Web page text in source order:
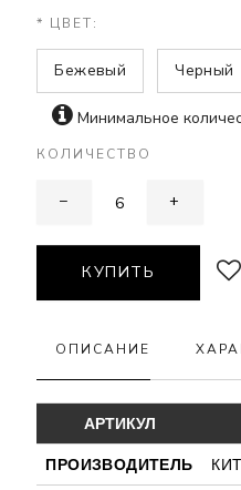
* ЦВЕТ:
Бежевый Черный
Минимальное
КОЛИЧЕСТВО
− +
КУПИТЬ
ОПИСАНИЕ
АРТИКУЛ
ПРОИЗВОДИТЕЛЬ